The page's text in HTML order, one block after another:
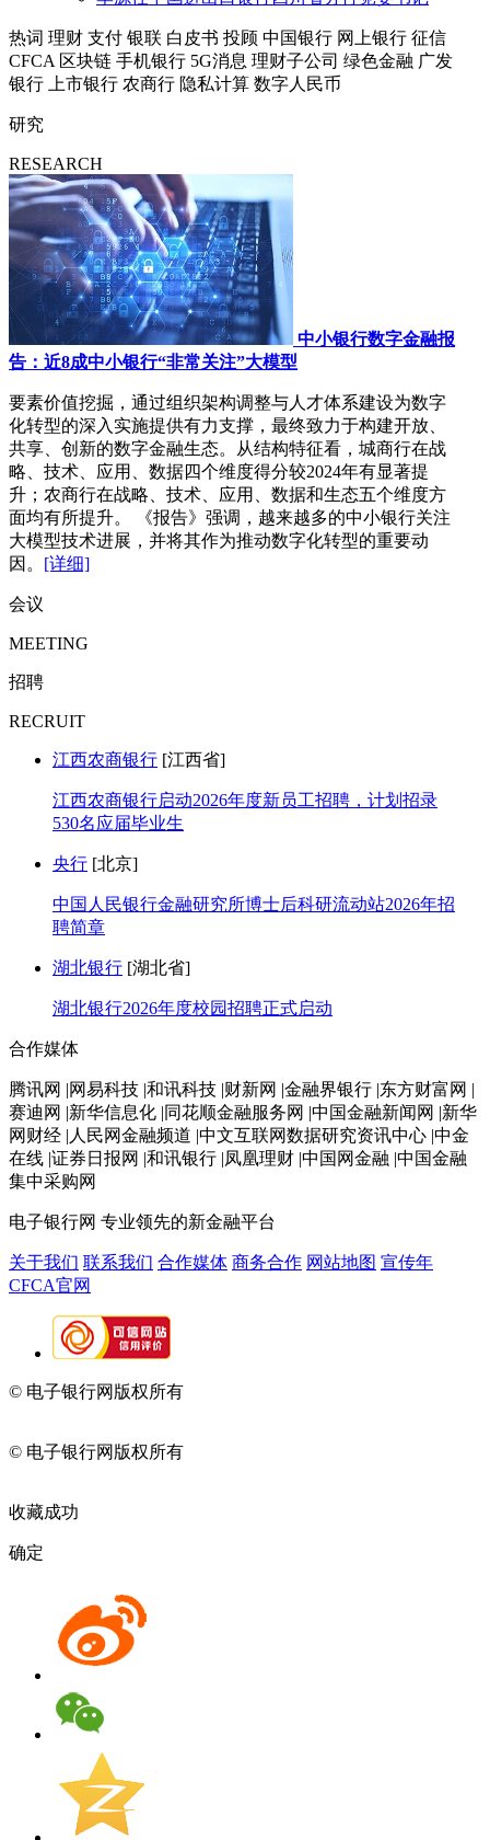
热词 理财 支付 银联 白皮书 投顾 中国银行 网上银行 征信
CFCA 区块链 手机银行 5G消息 理财子公司 绿色金融 广发
银行
上市银行 农商行 隐私计算 数字人民币
研究
RESEARCH
中小银行数字金融报
告：近8成中小银行“非常关注”大模型
要素价值挖掘，通过组织架构调整与人才体系建设为数字
化转型的深入实施提供有力支撑，最终致力于构建开放、
共享、创新的数字金融生态。从结构特征看，城商行在战
略、技术、应用、数据四个维度得分较2024年有显著提
升；农商行在战略、技术、应用、数据和生态五个维度方
面均有所提升。 《报告》强调，越来越多的中小银行关注
大模型技术进展，并将其作为推动数字化转型的重要动
因。 [详细]
会议
MEETING
招聘
RECRUIT
江西农商银行 [江西省]
江西农商银行启动2026年度新员工招聘，计划招录
530名应届毕业生
央行 [北京]
中国人民银行金融研究所博士后科研流动站2026年招
聘简章
湖北银行 [湖北省]
湖北银行2026年度校园招聘正式启动
合作媒体
腾讯网 |网易科技 |和讯科技 |财新网 |金融界银行 |东方财富网 |
赛迪网 |新华信息化 |同花顺金融服务网 |中国金融新闻网 |新华
网财经 |人民网金融频道 |中文互联网数据研究资讯中心 |中金
在线 |证券日报网 |和讯银行 |凤凰理财 |中国网金融 |中国金融
集中采购网
电子银行网 专业领先的新金融平台
关于我们 联系我们 合作媒体 商务合作 网站地图 宣传年
CFCA官网
© 电子银行网版权所有
© 电子银行网版权所有
收藏成功
确定